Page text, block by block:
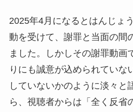
2025年4月になるとはんじょ
動を受けて、謝罪と当面の間
ました。しかしその謝罪動画
りにも誠意が込められていな
していないかのように淡々と
ら、視聴者からは「全く反省